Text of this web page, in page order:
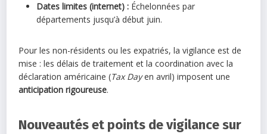
Dates limites (internet) : Échelonnées par
départements jusqu’à début juin.
Pour les non-résidents ou les expatriés, la vigilance est de
mise : les délais de traitement et la coordination avec la
déclaration américaine (Tax Dayen avril) imposent une
anticipation rigoureuse.
Nouveautés et points de vigilance sur